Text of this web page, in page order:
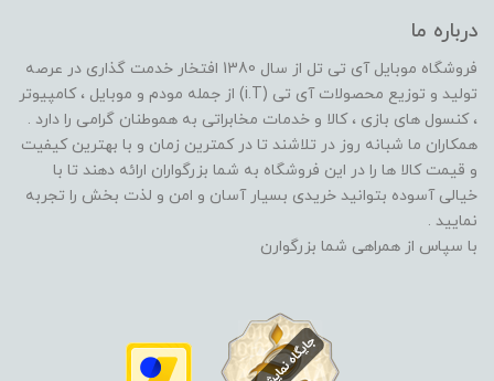
درباره ما
فروشگاه موبایل آی تی تل از سال 1380 افتخار خدمت گذاری در عرصه
تولید و توزیع محصولات آی تی (i.T) از جمله مودم و موبایل ، کامپیوتر
، کنسول های بازی ، کالا و خدمات مخابراتی به هموطنان گرامی را دارد .
همکاران ما شبانه روز در تلاشند تا در کمترین زمان و با بهترین کیفیت
و قیمت کالا ها را در این فروشگاه به شما بزرگواران ارائه دهند تا با
خیالی آسوده بتوانید خریدی بسیار آسان و امن و لذت بخش را تجربه
نمایید .
با سپاس از همراهی شما بزرگوارن